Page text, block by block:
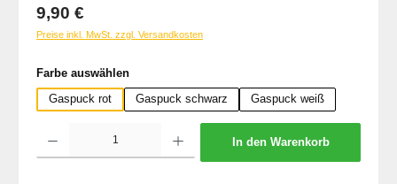
Regulärer Preis:
9,90 €
Preise inkl. MwSt. zzgl. Versandkosten
Farbe auswählenauswählen
Gaspuck rot
Gaspuck schwarz Gaspuck weiß
In den Warenkorb